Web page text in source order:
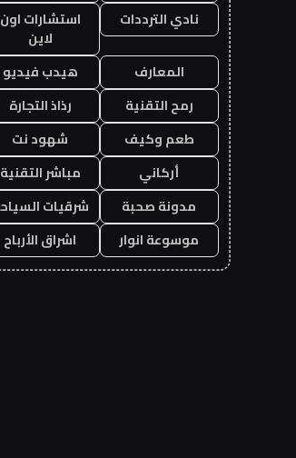
نادي الترددات
استشارات اون
لاين
المعارف
هيدب فيديو
رمح التقنية
رذاذ التجارة
طعم وكيف
شهود نت
أركاني
مباشر التقنية
مدونة صحبة
شرقيات
موسوعة انوار
اشراق الأرباح